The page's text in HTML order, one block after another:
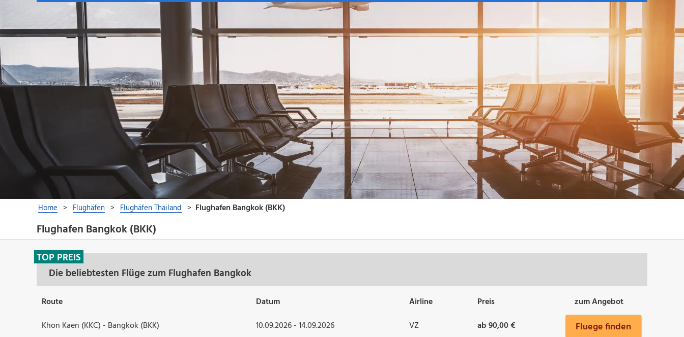
Flughafen Bangkok (BKK)
Die beliebtesten Flüge zum Flughafen Bangkok
TOP PREIS
Route Datum Airline Preis
zum Angebot
Khon Kaen (KKC) - Bangkok (BKK)
10.09.2026 - 14.09.2026 VZ ab 90,00 € Fluege finden